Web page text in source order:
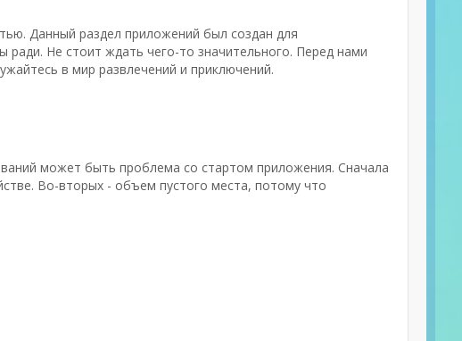
Данный раздел приложений был создан для
Не стоит ждать чего-то значительного. Перед нами
в мир развлечений и приключений.
может быть проблема со стартом приложения. Сначала
Во-вторых - объем пустого места, потому что